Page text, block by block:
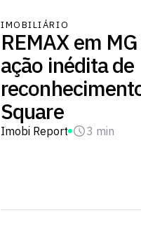
IMOBILIÁRIO
REMAX em
ação inédita de
Square
Imobi Report 3 min